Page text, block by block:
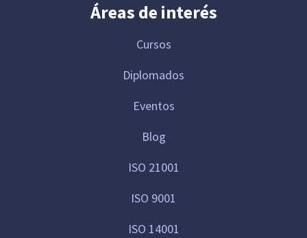
Áreas de interés
Cursos
Diplomados
Eventos
Blog
ISO 21001
ISO 9001
ISO 14001